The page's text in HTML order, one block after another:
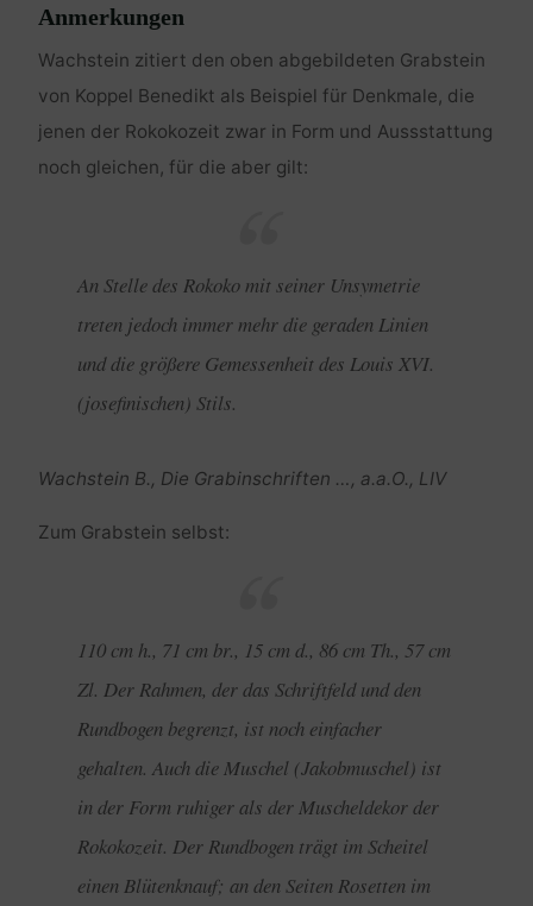
Anmerkungen
Wachstein zitiert den oben abgebildeten Grabstein
von Koppel Benedikt als Beispiel für Denkmale, die
jenen der Rokokozeit zwar in Form und Aussstattung
noch gleichen, für die aber gilt:
An Stelle des Rokoko mit seiner Unsymetrie
treten jedoch immer mehr die geraden Linien
und die größere Gemessenheit des Louis XVI.
(josefinischen) Stils.
Wachstein B., Die Grabinschriften …, a.a.O., LIV
Zum Grabstein selbst:
110 cm h., 71 cm br., 15 cm d., 86 cm Th., 57 cm
Zl. Der Rahmen, der das Schriftfeld und den
Rundbogen begrenzt, ist noch einfacher
gehalten. Auch die Muschel (Jakobmuschel) ist
in der Form ruhiger als der Muscheldekor der
Rokokozeit. Der Rundbogen trägt im Scheitel
einen Blütenknauf; an den Seiten Rosetten im